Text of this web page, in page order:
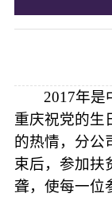
2017年是
重庆祝党的生
的热情，分公
束后，参加扶
聋，使每一位